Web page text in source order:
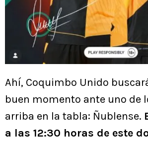
Ahí, Coquimbo Unido
buen momento ante uno de
arriba en la tabla: Ñublense.
a las 12:30 horas de este